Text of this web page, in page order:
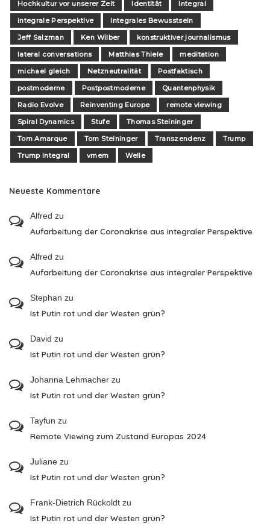
Hochkultur vor unserer Zeit
Identität
Integral
integrale Perspektive
Integrales Bewusstsein
Jeff Salzman
Ken Wilber
konstruktiver journalismus
lateral conversations
Matthias Thiele
meditation
michael gleich
Netzneutralität
Postfaktisch
postmoderne
Postpostmoderne
Quantenphysik
Radio Evolve
Reinventing Europe
remote viewing
Spiral Dynamics
Stufe
Thomas Steininger
Tom Amarque
Tom Steininger Transzendenz
Trump
Trump integral
vmem Welle
Neueste Kommentare
Alfred zu
Aufarbeitung der Coronakrise aus integraler Perspektive
Alfred zu
Aufarbeitung der Coronakrise aus integraler Perspektive
Stephan zu
Ist Putin rot und der Westen grün?
David zu
Ist Putin rot und der Westen grün?
Johanna Lehmacher zu
Ist Putin rot und der Westen grün?
Tayfun zu
Remote Viewing zum Zustand Europas 2024
Juliane zu
Ist Putin rot und der Westen grün?
Frank-Dietrich Rückoldt zu
Ist Putin rot und der Westen grün?